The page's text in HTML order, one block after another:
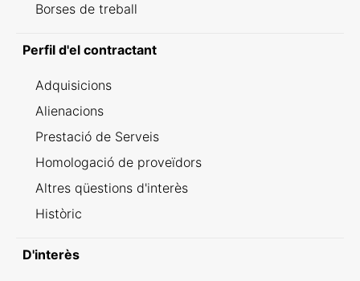
Borses de treball
Perfil d'el contractant
Adquisicions
Alienacions
Prestació de Serveis
Homologació de proveïdors
Altres qüestions d'interès
Històric
D'interès